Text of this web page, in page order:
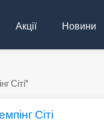
Акції Новини
Сіті"
Сіті